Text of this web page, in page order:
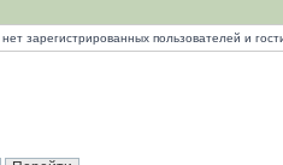
зарегистрированных пользователей и